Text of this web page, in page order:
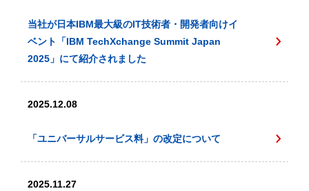
当社が日本IBM最大級のIT技術者・開発者向けイ
ベント「IBM TechXchange Summit Japan
2025」にて紹介されました
2025.12.08
「ユニバーサルサービス料」の改定について
2025.11.27